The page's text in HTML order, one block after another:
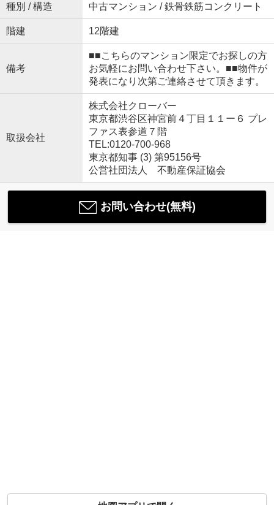
種別 / 構造 中古マンション / 鉄骨鉄筋コンクリート
階建 12階建
備考
■■こちらのマンション限定でお探しの方
お気軽にお問い合わせ下さい。■■物件が
発表になり次第ご連絡させて頂きます。
取扱会社
株式会社クローバー
東京都渋谷区神宮前４丁目１１ー６ プレ
ファス表参道７階
TEL:0120-700-968
東京都知事 (3) 第95156号
公営社団法人 不動産保証協会
お問い合わせ(無料)